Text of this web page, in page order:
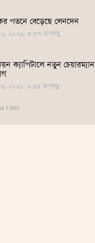
পতনে বেড়েছে লেনদেন
২০২৬, ৩:৩৭ অপরাহ্ণ
ক্যাপিটালে নতুন চেয়ারম্যান
২০২৬, ৩:২৯ অপরাহ্ণ
1,800